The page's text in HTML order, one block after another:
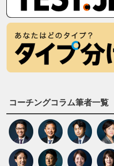
コーチングコラム筆者一覧